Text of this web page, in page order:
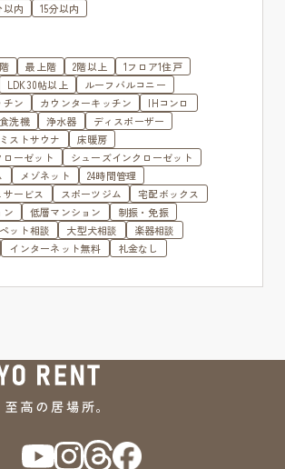
以内 15分以内
最上階 2階以上
1フロア1住戸
LDK30帖以上
ルーフバルコニー
チン
カウンターキッチン
IHコンロ
食洗機 浄水器
ディスポーザー
ミストサウナ
床暖房
ーゼット
シューズインクローゼット
メゾネット
24時間管理
サービス
スポーツジム
宅配ボックス
ン
低層マンション
制振・免振
ペット相談 大型犬相談
楽器相談
インターネット無料 礼金なし